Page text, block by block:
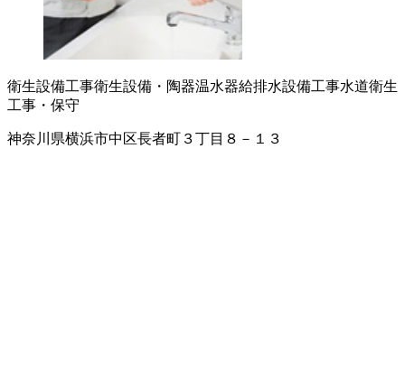
衛生設備工事衛生設備・陶器温水器給排水設備工事水道衛生
工事・保守
神奈川県横浜市中区長者町３丁目８－１３